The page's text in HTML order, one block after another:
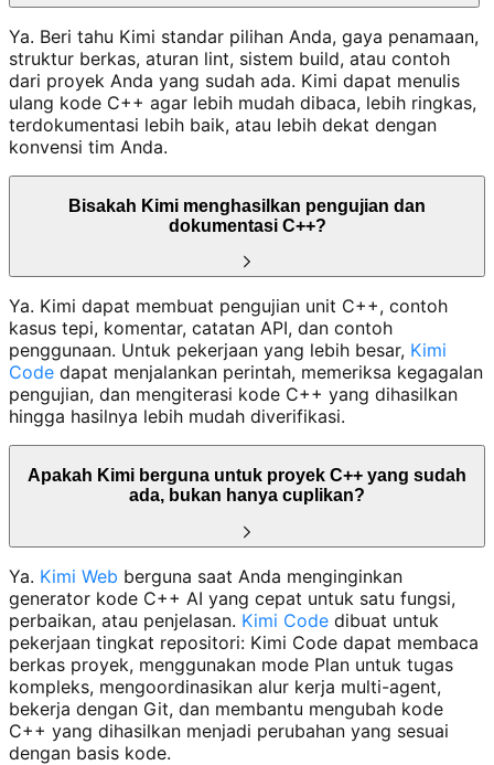
Ya. Beri tahu Kimi standar pilihan Anda, gaya penamaan,
struktur berkas, aturan lint, sistem build, atau contoh
dari proyek Anda yang sudah ada. Kimi dapat menulis
ulang kode C++ agar lebih mudah dibaca, lebih ringkas,
terdokumentasi lebih baik, atau lebih dekat dengan
konvensi tim Anda.
Bisakah Kimi menghasilkan pengujian dan
dokumentasi C++?
Ya. Kimi dapat membuat pengujian unit C++, contoh
kasus tepi, komentar, catatan API, dan contoh
penggunaan. Untuk pekerjaan yang lebih besar, Kimi
Code dapat menjalankan perintah, memeriksa kegagalan
pengujian, dan mengiterasi kode C++ yang dihasilkan
hingga hasilnya lebih mudah diverifikasi.
Apakah Kimi berguna untuk proyek C++ yang sudah
ada, bukan hanya cuplikan?
Ya. Kimi Web berguna saat Anda menginginkan
generator kode C++ AI yang cepat untuk satu fungsi,
perbaikan, atau penjelasan. Kimi Code dibuat untuk
pekerjaan tingkat repositori: Kimi Code dapat membaca
berkas proyek, menggunakan mode Plan untuk tugas
kompleks, mengoordinasikan alur kerja multi-agent,
bekerja dengan Git, dan membantu mengubah kode
C++ yang dihasilkan menjadi perubahan yang sesuai
dengan basis kode.